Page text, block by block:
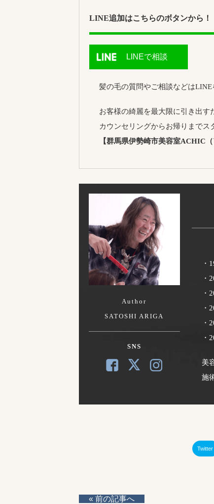
LINE追加はこちらのボタンから！
LINEで相談
髪の毛の質問やご相談などは
お客様の綺麗を最大限に引き出す
カウンセリングからお帰りまでス
【群馬県伊勢崎市美容室ACHIC
Author
SATOSHI ARIGA
SNS
・
・
・
・
・
・
美
施
Twitter
« 前の記事へ